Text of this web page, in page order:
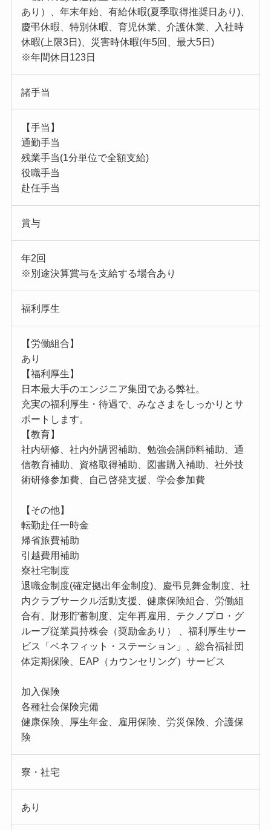
あり）、年末年始、有給休暇(夏季取得推奨日あり)、
慶弔休暇、特別休暇、育児休業、介護休業、入社時
休暇(上限3日)、災害時休暇(年5回、最大5日)
※年間休日123日
諸手当
【手当】
通勤手当
残業手当(1分単位で全額支給)
役職手当
赴任手当
賞与
年2回
※別途決算賞与を支給する場合あり
福利厚生
【労働組合】
あり
【福利厚生】
日本最大手のエンジニア集団である弊社。
充実の福利厚生・待遇で、みなさまをしっかりとサ
ポートします。
【教育】
社内研修、社内外講習補助、勉強会講師料補助、通
信教育補助、資格取得補助、図書購入補助、社外技
術研修参加費、自己啓発支援、学会参加費
【その他】
転勤赴任一時金
帰省旅費補助
引越費用補助
寮社宅制度
退職金制度(確定拠出年金制度)、慶弔見舞金制度、社
内クラブサークル活動支援、健康保険組合、労働組
合有、財形貯蓄制度、定年再雇用、テクノプロ・グ
ループ従業員持株会（奨励金あり） 、福利厚生サー
ビス「ベネフィット・ステーション」、総合福祉団
体定期保険、EAP（カウンセリング）サービス
加入保険
各種社会保険完備
健康保険、厚生年金、雇用保険、労災保険、介護保
険
寮・社宅
あり